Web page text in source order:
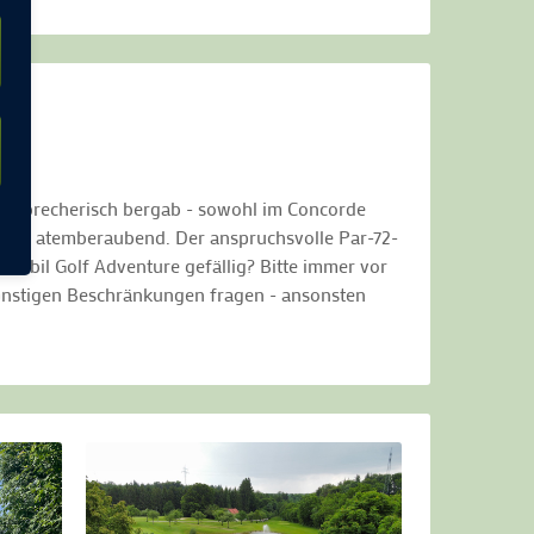
bergab - sowohl im Concorde
atemberaubend. Der anspruchsvolle Par-72-
Golf Adventure gefällig? Bitte immer vor
Beschränkungen fragen - ansonsten